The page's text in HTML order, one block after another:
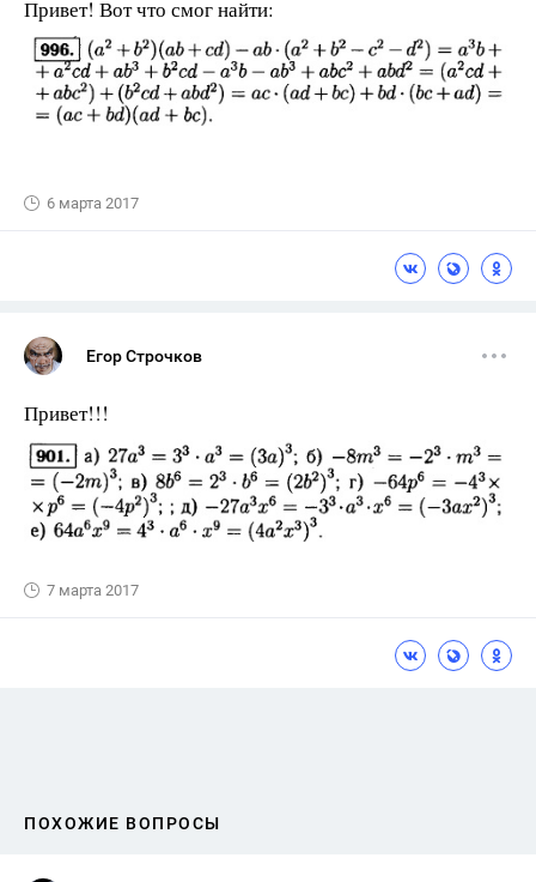
Привет! Вот что смог найти:
6 марта 2017
Егор Строчков
Привет!!!
7 марта 2017
ПОХОЖИЕ ВОПРОСЫ